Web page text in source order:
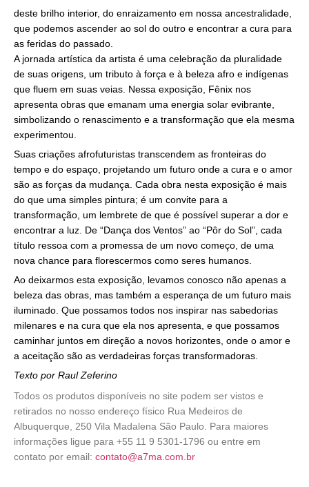
deste brilho interior, do enraizamento em nossa ancestralidade,
que podemos ascender ao sol do outro e encontrar a cura para
as feridas do passado.
A jornada artística da artista é uma celebração da pluralidade
de suas origens, um tributo à força e à beleza afro e indígenas
que fluem em suas veias. Nessa exposição, Fênix nos
apresenta obras que emanam uma energia solar evibrante,
simbolizando o renascimento e a transformação que ela mesma
experimentou.
Suas criações afrofuturistas transcendem as fronteiras do
tempo e do espaço, projetando um futuro onde a cura e o amor
são as forças da mudança. Cada obra nesta exposição é mais
do que uma simples pintura; é um convite para a
transformação, um lembrete de que é possível superar a dor e
encontrar a luz. De “Dança dos Ventos” ao “Pôr do Sol”, cada
título ressoa com a promessa de um novo começo, de uma
nova chance para florescermos como seres humanos.
Ao deixarmos esta exposição, levamos conosco não apenas a
beleza das obras, mas também a esperança de um futuro mais
iluminado. Que possamos todos nos inspirar nas sabedorias
milenares e na cura que ela nos apresenta, e que possamos
caminhar juntos em direção a novos horizontes, onde o amor e
a aceitação são as verdadeiras forças transformadoras.
Texto por Raul Zeferino
Todos os produtos disponíveis no site podem ser vistos e
retirados no nosso endereço físico Rua Medeiros de
Albuquerque, 250 Vila Madalena São Paulo. Para maiores
informações ligue para +55 11 9 5301-1796 ou entre em
contato por email: contato@a7ma.com.br